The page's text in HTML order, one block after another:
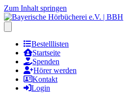
Zum Inhalt springen
Bestelllisten
Startseite
Spenden
Hörer werden
Kontakt
Login